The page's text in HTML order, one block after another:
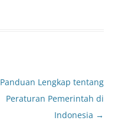
Panduan Lengkap tentang
Peraturan Pemerintah di
Indonesia →